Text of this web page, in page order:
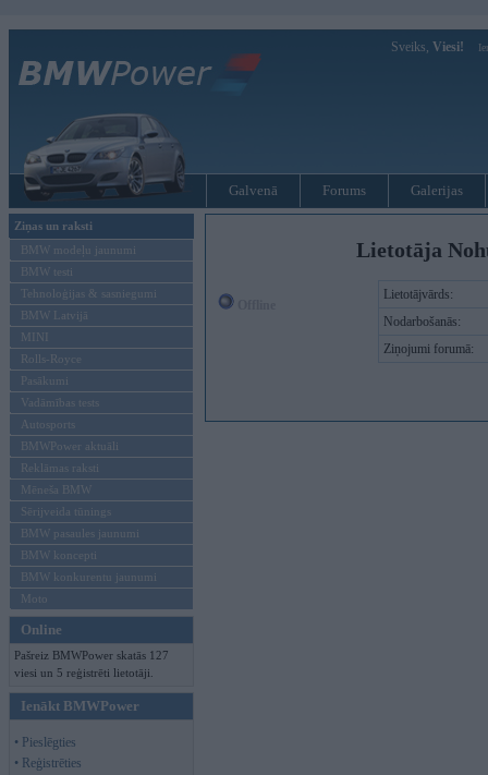
Sveiks, Viesi!
Galvenā Forums Galerijas
Ziņas un raksti
BMW modeļu jaunumi
BMW testi
Tehnoloģijas & sasniegumi
BMW Latvijā
MINI
Rolls-Royce
Pasākumi
Vadāmības tests
Autosports
BMWPower aktuāli
Reklāmas raksti
Mēneša BMW
Sērijveida tūnings
BMW pasaules jaunumi
BMW koncepti
BMW konkurentu jaunumi
Moto
Online
Pašreiz BMWPower skatās 127
viesi un 5 reģistrēti lietotāji.
Ienākt BMWPower
• Pieslēgties
• Reģistrēties
Lietotāja
Lietotājvārds:
Nodarbošanās:
Ziņojumi forumā: